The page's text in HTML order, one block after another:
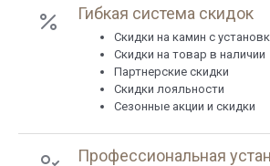
Гибкая система скидок
Cкидки на камин с
Скидки на товар в наличии
Партнерские скидки
Скидки лояльности
Сезонные акции и скидки
Профессиональная